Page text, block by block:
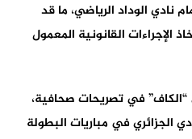
نادي الوداد الرياضي، ما قد
الإجراءات القانونية المعمول
في تصريحات صحافية،
الجزائري في مباريات البطولة